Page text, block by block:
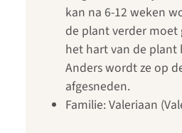
kan na 6-12 weken
de plant verder
het hart van de plant
Anders wordt ze op
afgesneden.
Familie: Valeriaan